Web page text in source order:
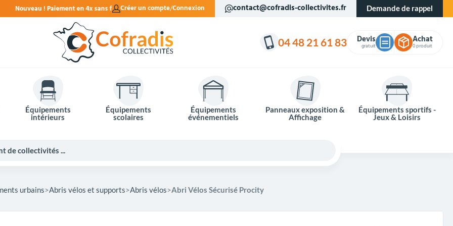
sans frais. Créer un compte Connexion contact@cofradis-collectivites.fr Demande de rappel
04 48 21 61 83 Devis
gratuit
Achat
0 produit
Équipements
intérieurs
Équipements
scolaires
Équipements
événementiels
Panneaux exposition &
Affichage
Équipements sportifs -
Jeux & Loisirs
urbains Abris vélos et supports Abris vélos Abri Vélos Sécurisé Procity